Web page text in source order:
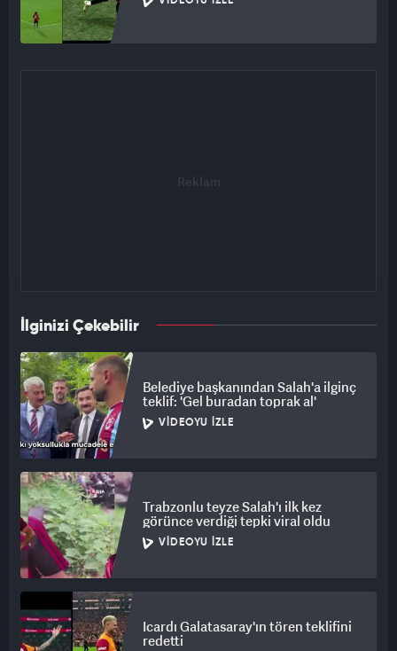
İlginizi Çekebilir
Belediye başkanından Salah'a ilginç
teklif: 'Gel buradan toprak al'
VIDEOYU İZLE
Trabzonlu teyze Salah'ı ilk kez
görünce verdiği tepki viral oldu
VIDEOYU İZLE
Icardı Galatasaray'ın tören teklifini
redetti